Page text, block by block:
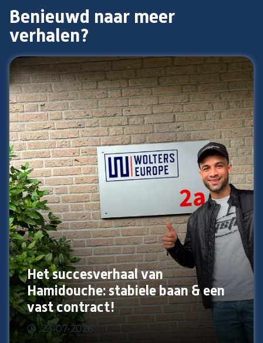
Benieuwd naar meer
verhalen?
Het succesverhaal van
Hamidouche: stabiele baan & een
vast contract!
23-07-2026